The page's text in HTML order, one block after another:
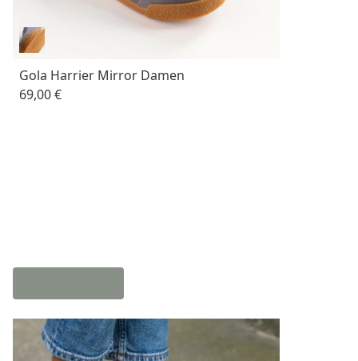
Gola Harrier Mirror Damen
69,00 €